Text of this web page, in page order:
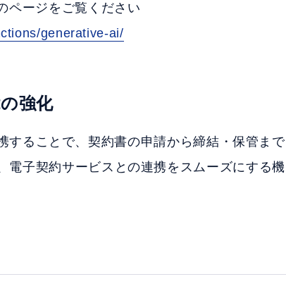
ページをご覧ください
generative-ai/
強化
ることで、契約書の申請から締結・保管まで
電子契約サービスとの連携をスムーズにする機